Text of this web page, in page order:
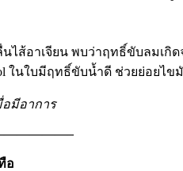
ไส้อาเจียน พบว่าฤทธิ์ขับลมเ
ในใบมีฤทธิ์ขับน้ำดี ช่วยย่อยไข
อมีอาการ
อ